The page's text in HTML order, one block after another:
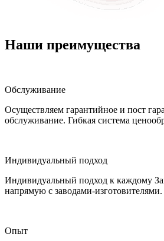
Наши преимущества
Обслуживание
Осуществляем гарантийное и пост
обслуживание. Гибкая система
Индивидуальный подход
Индивидуальный подход к каждому
напрямую с заводами-изготовителями.
Опыт